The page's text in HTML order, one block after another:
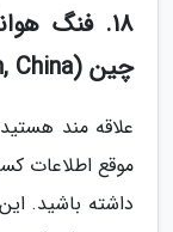
18. فنگ
چین (Fenghuang Ancient Town, China)
علاقه مند
موقع اطلاعات
داشته باشید.